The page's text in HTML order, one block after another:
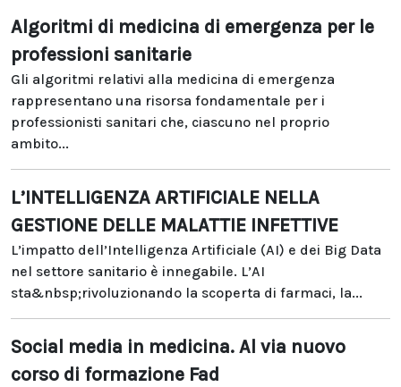
Algoritmi di medicina di emergenza per le
professioni sanitarie
Gli algoritmi relativi alla medicina di emergenza
rappresentano una risorsa fondamentale per i
professionisti sanitari che, ciascuno nel proprio
ambito...
L’INTELLIGENZA ARTIFICIALE NELLA
GESTIONE DELLE MALATTIE INFETTIVE
L’impatto dell’Intelligenza Artificiale (AI) e dei Big Data
nel settore sanitario è innegabile. L’AI
sta&nbsp;rivoluzionando la scoperta di farmaci, la...
Social media in medicina. Al via nuovo
corso di formazione Fad